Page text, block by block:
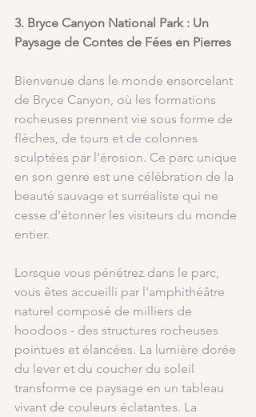
3. Bryce Canyon National Park : Un
Paysage de Contes de Fées en Pierres
Bienvenue dans le monde ensorcelant
de Bryce Canyon, où les formations
rocheuses prennent vie sous forme de
flèches, de tours et de colonnes
sculptées par l'érosion. Ce parc unique
en son genre est une célébration de la
beauté sauvage et surréaliste qui ne
cesse d'étonner les visiteurs du monde
entier.
Lorsque vous pénétrez dans le parc,
vous êtes accueilli par l'amphithéâtre
naturel composé de milliers de
hoodoos - des structures rocheuses
pointues et élancées. La lumière dorée
du lever et du coucher du soleil
transforme ce paysage en un tableau
vivant de couleurs éclatantes. La